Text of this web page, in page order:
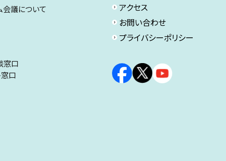
会議について
窓口
口
アクセス
お問い合わせ
プライバシーポリシー